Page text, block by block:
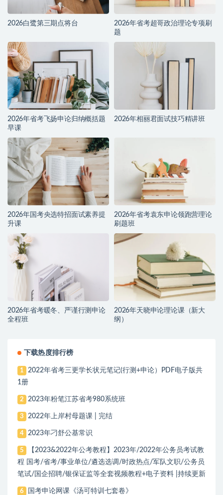
2026白鹭第三期点将台
2026年省考超哥政治理论专项刷
题
2026年省考飞扬申论归纳概括题
早课
2026年相丽君面试技巧精讲班
2026年国考央选特招面试素养提
升课
2026年省考袁东申论领跑营理论
刷题班
2026年省考暖冬、严谨行测申论
全程班
2026年天晓申论理论课（新大
纲）
下载热度排行榜
1
2022年省考三更学长状元笔记(行测+申论）PDF电子版共
1册
2 2023年粉笔江苏省考980系统班
3 2022年上岸村母题课 | 完结
4 2023年刁舒公基常识
5
【2023&2022年公考教程】2023年/2022年公务员考试教
程 国考/省考/事业单位/遴选选调/时政热点/军队文职/公务员
笔试/国企招聘/银保证监等全套视频教程+电子资料 |持续更新
6 国考申论网课《汤可特训七套卷》